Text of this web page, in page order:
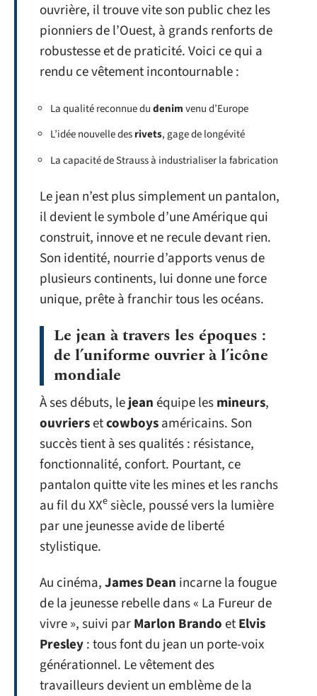
ouvrière, il trouve vite son public chez les
pionniers de l’Ouest, à grands renforts de
robustesse et de praticité. Voici ce qui a
rendu ce vêtement incontournable :
La qualité reconnue dudenimvenu d’Europe
L’idée nouvelle desrivets, gage de longévité
La capacité de Strauss à industrialiser la fabrication
Le jean n’est plus simplement un pantalon,
il devient le symbole d’une Amérique qui
construit, innove et ne recule devant rien.
Son identité, nourrie d’apports venus de
plusieurs continents, lui donne une force
unique, prête à franchir tous les océans.
Le jean à travers les époques :
de l’uniforme ouvrier à l’icône
mondiale
À ses débuts, lejeanéquipe lesmineurs,
ouvriersetcowboysaméricains. Son
succès tient à ses qualités : résistance,
fonctionnalité, confort. Pourtant, ce
pantalon quitte vite les mines et les ranchs
au fil du XXesiècle, poussé vers la lumière
par une jeunesse avide de liberté
stylistique.
Au cinéma,James Dean incarne la fougue
de la jeunesse rebelle dans « La Fureur de
vivre », suivi parMarlon BrandoetElvis
Presley: tous font du jean un porte-voix
générationnel. Le vêtement des
travailleurs devient un emblème de la